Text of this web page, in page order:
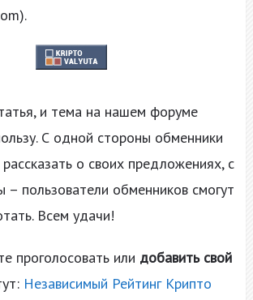
и тема на нашем форуме
С одной стороны обменники
о своих предложениях, с
– пользователи обменников смогут
Всем удачи!
проголосовать или добавить свой
Независимый Рейтинг Крипто